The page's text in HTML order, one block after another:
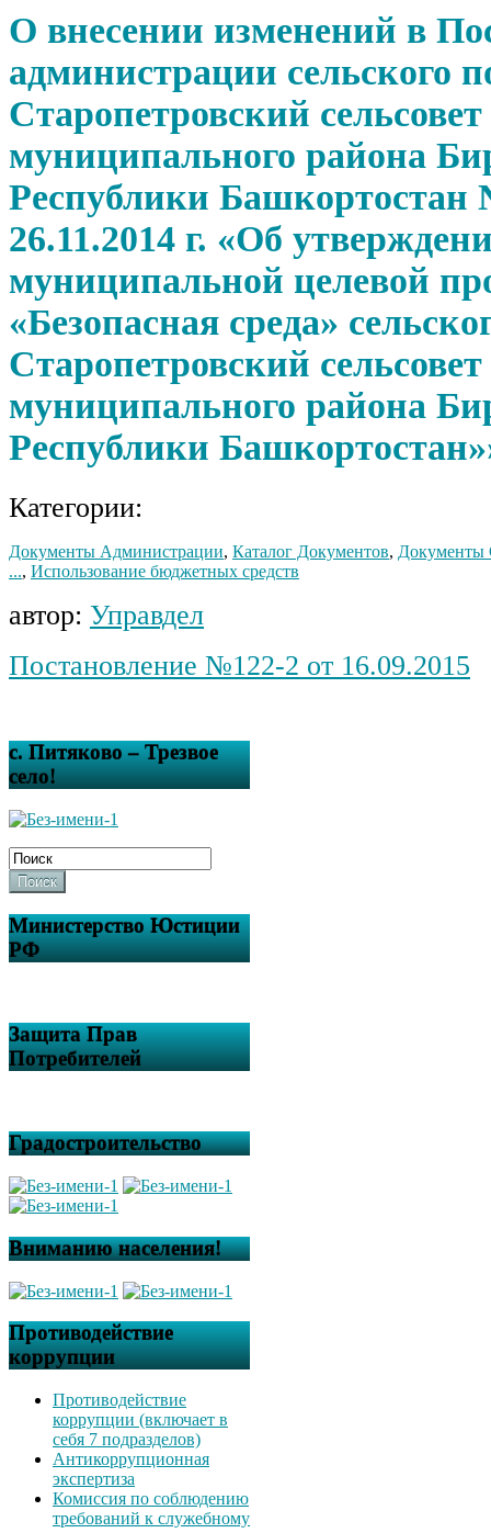
О внесении изменений в
администрации сельского
Старопетровский сельсовет
муниципального района
Республики Башкортостан
26.11.2014 г. «Об
муниципальной целевой
«Безопасная среда»
Старопетровский сельсовет
муниципального района
Республики
Категории:
Документы Администрации, Каталог Документов, Документы
..., Использование бюджетных средств
автор: Управдел
Постановление №122-2 от 16.09.2015
с. Питяково – Трезвое
село!
Поиск
Министерство Юстиции
РФ
Защита Прав
Потребителей
Градостроительство
Вниманию населения!
Противодействие
коррупции
Противодействие
коррупции (включает в
себя 7 подразделов)
Антикоррупционная
экспертиза
Комиссия по соблюдению
требований к служебному